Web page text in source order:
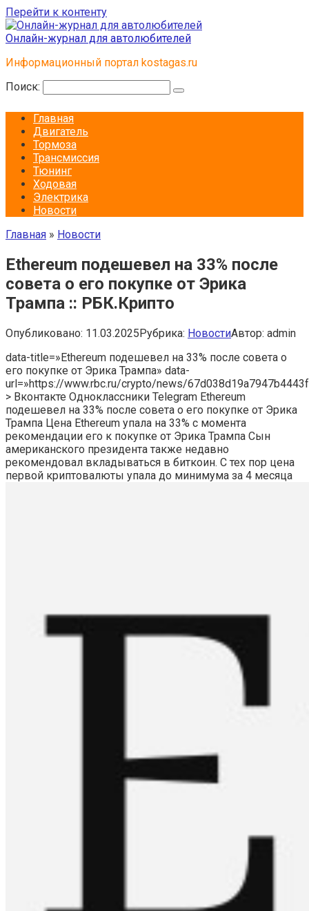
Перейти к контенту
Онлайн-журнал для автолюбителей
Информационный портал kostagas.ru
Поиск:
Главная
Двигатель
Тормоза
Трансмиссия
Тюнинг
Ходовая
Электрика
Новости
Главная » Новости
Ethereum подешевел на 33% после
совета о его покупке от Эрика
Трампа :: РБК.Крипто
Опубликовано: 11.03.2025Рубрика: НовостиАвтор: admin
data-title=»Ethereum подешевел на 33% после совета о
его покупке от Эрика Трампа» data-
url=»https://www.rbc.ru/crypto/news/
> Вконтакте Одноклассники Telegram Ethereum
подешевел на 33% после совета о его покупке от Эрика
Трампа Цена Ethereum упала на 33% с момента
рекомендации его к покупке от Эрика Трампа Сын
американского президента также недавно
рекомендовал вкладываться в биткоин. С тех пор цена
первой криптовалюты упала до минимума за 4 месяца